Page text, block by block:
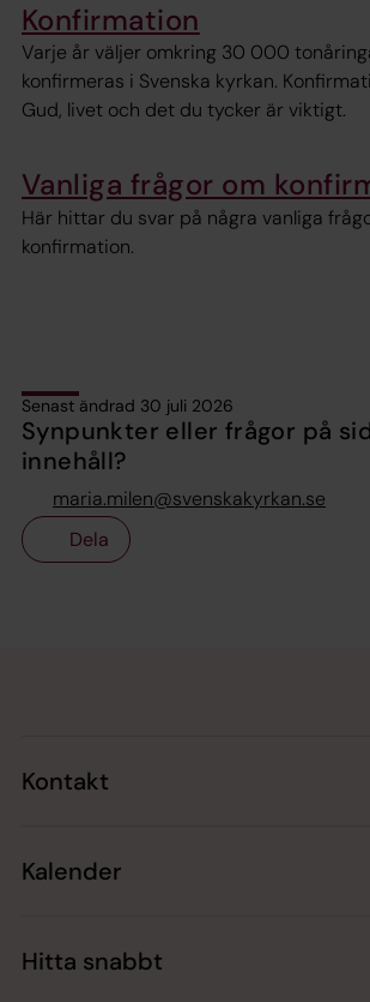
Konfirmation
Varje år väljer omkring 30 000
konfirmeras i Svenska kyrkan.
Gud, livet och det du tycker är viktigt.
Vanliga frågor om
Här hittar du svar på några vanliga
konfirmation.
Senast ändrad 30 juli 2026
Synpunkter eller frågor på
innehåll?
maria.milen@svenskakyrkan.se
Dela
Kontakt
Kalender
Hitta snabbt